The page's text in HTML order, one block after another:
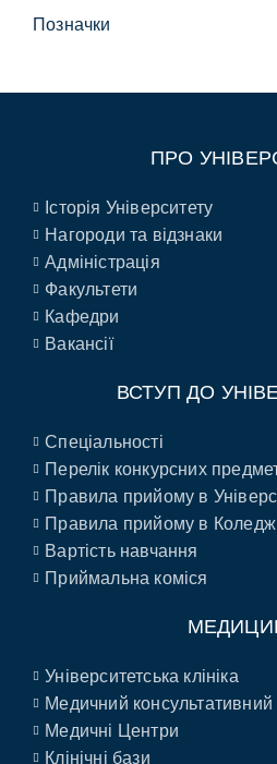
Позначки
ПРО
Історія Університету
Нагороди та відзнаки
Адміністрація
Факультети
Кафедри
Вакансії
ВСТУП ДО
Спеціальності
Перелік конкурсних
Правила прийому в
Правила прийому в Коледж
Вартість навчання
Приймальна коміся
Університетська клініка
Медичний консультативний
Медичні Центри
Клінічні бази